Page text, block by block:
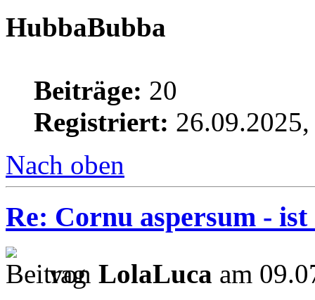
HubbaBubba
Beiträge: 20
Registriert:
Nach oben
Re: Cornu aspersum -
von LolaLuca am